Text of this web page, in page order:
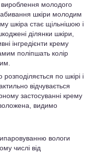
вироблення молодого
шкіри молодим
шкіра стає щільнішою і
ділянки шкіри,
інгредієнти крему
поліпшать колір
по шкірі і
відчувається
застосуванні крему
видимо
вологи
числі від